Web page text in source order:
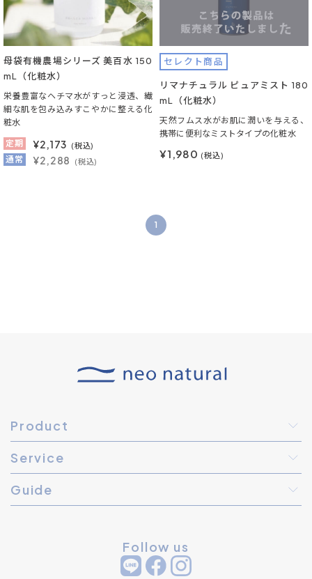
母袋有機農場シリーズ 美百水 150
mL（化粧水）
栄養豊富なヘチマ水がすっと浸透、繊
細な肌を包み込みすこやかに整える化
粧水
定期
¥2,173 (税込)
通常 ¥2,288 (税込)
セレクト商品
リマナチュラル ピュアミスト 180
mL（化粧水）
天然フムス水がお肌に潤いを与える、
携帯に便利なミストタイプの化粧水
¥1,980 (税込)
1
Product
Service
Guide
Follow us